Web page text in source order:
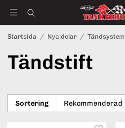
Startsida / Nya delar / Tändsystem
Tändstift
Sortering